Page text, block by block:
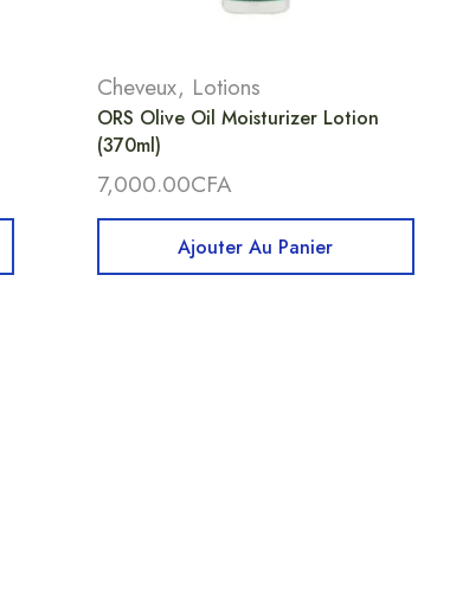
Cheveux, Lotions
ORS Olive Oil Moisturizer Lotion
(370ml)
7,000.00CFA
Ajouter Au Panier